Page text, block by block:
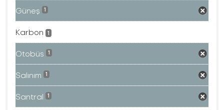
Güneş 1
Karbon 1
Otobüs 1
Salınım 1
Santral 1